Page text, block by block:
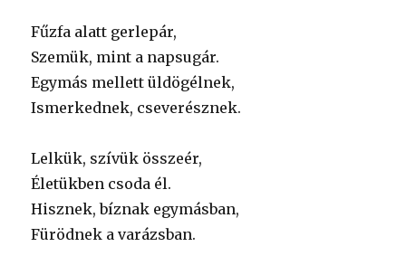
Fűzfa alatt gerlepár,
Szemük, mint a napsugár.
Egymás mellett üldögélnek,
Ismerkednek, cseverésznek.
Lelkük, szívük összeér,
Életükben csoda él.
Hisznek, bíznak egymásban,
Fürödnek a varázsban.